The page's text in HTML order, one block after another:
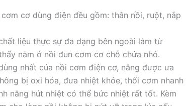
cơ dùng điện đều gồm: thân nồi, ruột, nắp
liệu thực sự đa dạng bên ngoài làm từ
nằm ở nồi đun cơm cơ chỗ chứa nhỏ.
nhất của nồi cơm điện cơ, năng được ưa
bị oxi hóa, đưa nhiệt khỏe, thổi cơm nhanh
năng hút nhiệt có thể bức nhiệt rất tốt. Kèm